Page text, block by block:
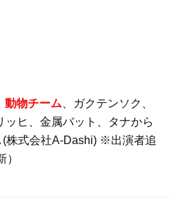
動物チーム 、ガクテンソク、
ッヒ、金属バット、タナから
(株式会社A-Dashi) ※出演者追